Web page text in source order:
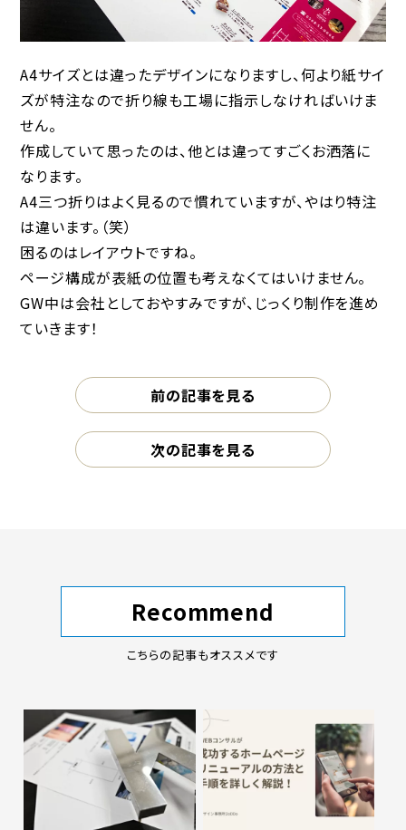
A4サイズとは違ったデザインになりますし、何より紙サイ
ズが特注なので折り線も工場に指示しなければいけま
せん。
作成していて思ったのは、他とは違ってすごくお洒落に
なります。
A4三つ折りはよく見るので慣れていますが、やはり特注
は違います。（笑）
困るのはレイアウトですね。
ページ構成が表紙の位置も考えなくてはいけません。
GW中は会社としておやすみですが、じっくり制作を進め
ていきます！
前の記事を見る
次の記事を見る
Recommend
こちらの記事もオススメです